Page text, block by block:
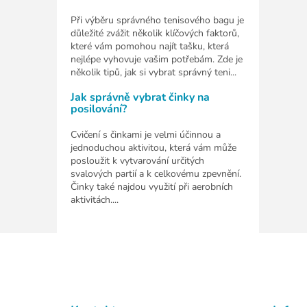
Při výběru správného tenisového bagu je
důležité zvážit několik klíčových faktorů,
které vám pomohou najít tašku, která
nejlépe vyhovuje vašim potřebám. Zde je
několik tipů, jak si vybrat správný teni...
Jak správně vybrat činky na
posilování?
Cvičení s činkami je velmi účinnou a
jednoduchou aktivitou, která vám může
posloužit k vytvarování určitých
svalových partií a k celkovému zpevnění.
Činky také najdou využití při aerobních
aktivitách....